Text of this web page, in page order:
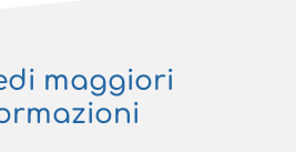
maggiori